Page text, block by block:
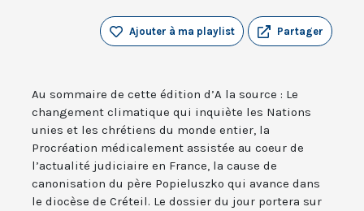
Partager
Ajouter à ma playlist
Au sommaire de cette édition d’A la source : Le
changement climatique qui inquiète les Nations
unies et les chrétiens du monde entier, la
Procréation médicalement assistée au coeur de
l’actualité judiciaire en France, la cause de
canonisation du père Popieluszko qui avance dans
le diocèse de Créteil. Le dossier du jour portera sur